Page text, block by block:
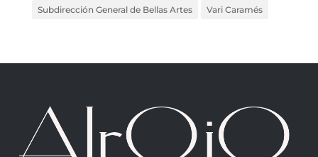
Subdirección General de Bellas Artes Vari Caramés